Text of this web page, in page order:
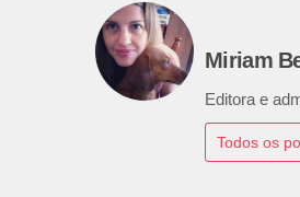
Miriam
Editora e
Todos os